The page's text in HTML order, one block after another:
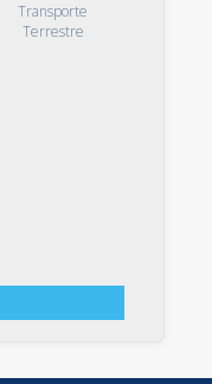
Transporte
Terrestre